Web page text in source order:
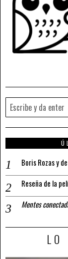
Boris Rozas y
Reseña de la
Mentes
LO